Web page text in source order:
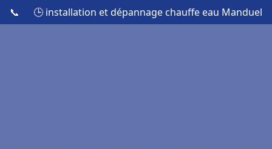
📞 🕒 installation et dépannage chauffe eau Manduel